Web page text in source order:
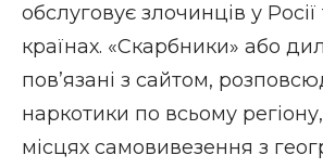
обслуговує злочинців у Росії
країнах. «Скарбники» або
пов’язані з сайтом,
наркотики по всьому регіону,
місцях самовивезення з